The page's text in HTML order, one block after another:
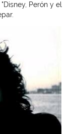
Perón y el